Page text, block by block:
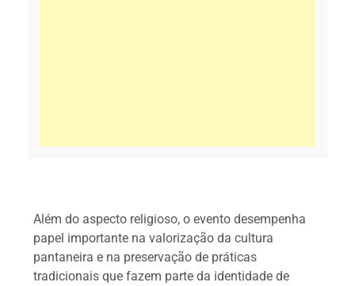
Além do aspecto religioso, o evento desempenha
papel importante na valorização da cultura
pantaneira e na preservação de práticas
tradicionais que fazem parte da identidade de